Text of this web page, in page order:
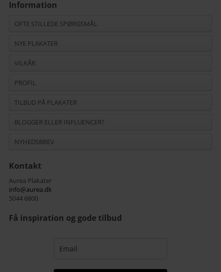
Information
OFTE STILLEDE SPØRGSMÅL
NYE PLAKATER
VILKÅR
PROFIL
TILBUD PÅ PLAKATER
BLOGGER ELLER INFLUENCER?
NYHEDSBREV
Kontakt
Aurea Plakater
info@aurea.dk
5044 6800
Få inspiration og gode tilbud